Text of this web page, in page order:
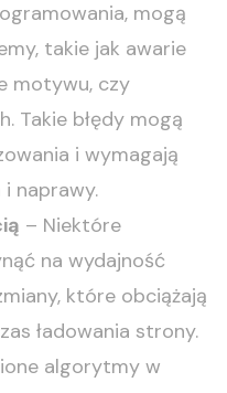
mogą
takie jak awarie
motywu, czy
Takie błędy mogą
i wymagają
naprawy.
– Niektóre
na wydajność
które obciążają
ładowania strony.
algorytmy w